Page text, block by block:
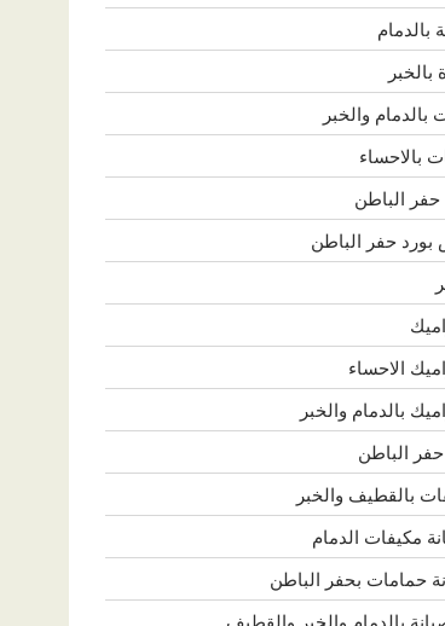
بالدمام
بالدمام والخبر
بالاحساء
الباطن
حفر الباطن
الاحساء
بالدمام والخبر
الباطن
بالقطيف والخبر
مكيفات الدمام
حمامات بحفر الباطن
بالدمام والخبر والقطيف